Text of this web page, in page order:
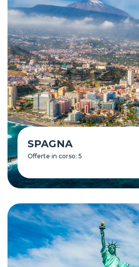
SPAGNA
Offerte in corso: 5